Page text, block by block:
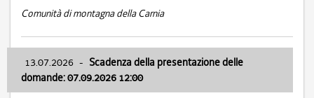
Comunità di montagna della Carnia
13.07.2026 - Scadenza della presentazione delle
domande: 07.09.2026 12:00